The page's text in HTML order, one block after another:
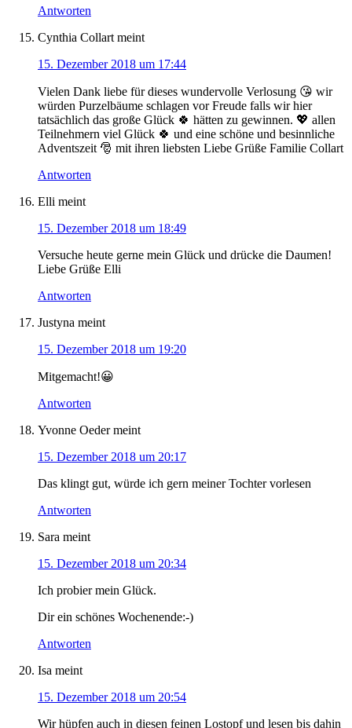
Antworten
Cynthia Collart meint
15. Dezember 2018 um 17:44
Vielen Dank liebe für dieses wundervolle Verlosung 😘 wir
würden Purzelbäume schlagen vor Freude falls wir hier
tatsächlich das große Glück 🍀 hätten zu gewinnen. 💖 allen
Teilnehmern viel Glück 🍀 und eine schöne und besinnliche
Adventszeit 🎅 mit ihren liebsten Liebe Grüße Familie Collart
Antworten
Elli meint
15. Dezember 2018 um 18:49
Versuche heute gerne mein Glück und drücke die Daumen!
Liebe Grüße Elli
Antworten
Justyna meint
15. Dezember 2018 um 19:20
Mitgemacht!😀
Antworten
Yvonne Oeder meint
15. Dezember 2018 um 20:17
Das klingt gut, würde ich gern meiner Tochter vorlesen
Antworten
Sara meint
15. Dezember 2018 um 20:34
Ich probier mein Glück.
Dir ein schönes Wochenende:-)
Antworten
Isa meint
15. Dezember 2018 um 20:54
Wir hüpfen auch in diesen feinen Lostopf und lesen bis dahin